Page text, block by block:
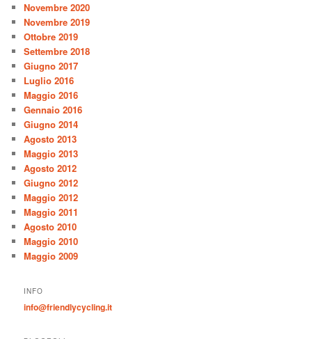
Novembre 2020
Novembre 2019
Ottobre 2019
Settembre 2018
Giugno 2017
Luglio 2016
Maggio 2016
Gennaio 2016
Giugno 2014
Agosto 2013
Maggio 2013
Agosto 2012
Giugno 2012
Maggio 2012
Maggio 2011
Agosto 2010
Maggio 2010
Maggio 2009
INFO
info@friendlycycling.it